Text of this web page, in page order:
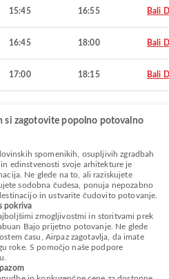
15:45 16:55 Bali
16:45 18:00 Bali
17:00 18:15 Bali
si zagotovite popolno potovalno
spomenikih, osupljivih zgradbah
edinstvenosti svoje arhitekture je
Ne glede na to, ali raziskujete
sodobna čudesa, ponuja nepozabno
in ustvarite čudovito potovanje.
pokriva
zmogljivostmi in storitvami prek
Bajo prijetno potovanje. Ne glede
času, Airpaz zagotavlja, da imate
roke. S pomočjo naše podpore